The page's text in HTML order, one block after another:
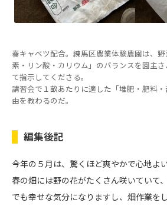
春キャベツ配合。練馬区農業体験農園は、
素・リン酸・カリウム」のバランスを園主
て指示してくださる。
講習会で１畝あたりに適した「堆肥・肥料
由を教わるのだ。
編集後記
今年の５月は、驚くほど爽やかで心地よ
春の畑には野の花がたくさん咲いていて
でも幸せな気分になりますし、畑作業を